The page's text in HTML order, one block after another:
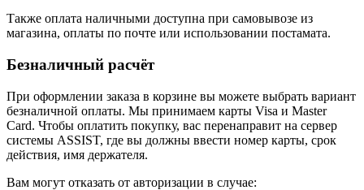
Также оплата наличными доступна при самовывозе из
магазина, оплаты по почте или использовании постамата.
Безналичный расчёт
При оформлении заказа в корзине вы можете выбрать вариант
безналичной оплаты. Мы принимаем карты Visa и Master
Card. Чтобы оплатить покупку, вас перенаправит на сервер
системы ASSIST, где вы должны ввести номер карты, срок
действия, имя держателя.
Вам могут отказать от авторизации в случае: